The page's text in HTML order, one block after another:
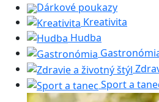
Dárkové poukazy
Kreativita
Hudba
Sport a